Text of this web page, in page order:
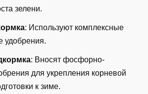
зелени.
: Используют комплексные
удобрения.
: Вносят фосфорно-
для укрепления корневой
к зиме.